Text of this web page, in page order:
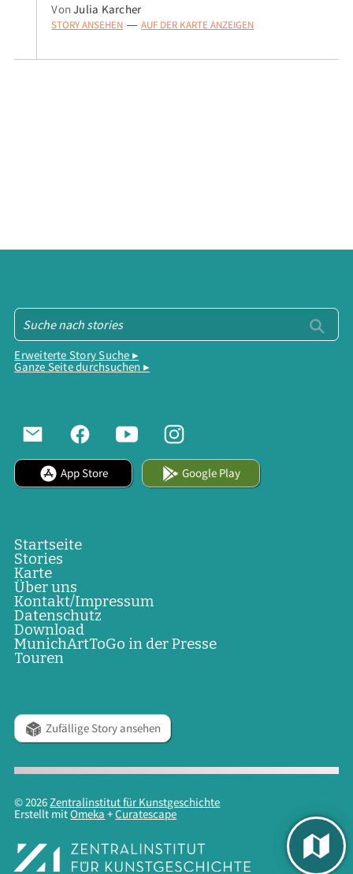
VonJulia Karcher
STORY ANSEHEN — AUF DER KARTE ANZEIGEN
Erweiterte Story Suche ▸
Ganze Seite durchsuchen ▸
App Store Google Play
Startseite
Stories
Karte
Über uns
Kontakt/Impressum
Datenschutz
Download
MunichArtToGo in der Presse
Touren
Zufällige Story ansehen
© 2026 Zentralinstitut für Kunstgeschichte
Erstellt mitOmeka +Curatescape